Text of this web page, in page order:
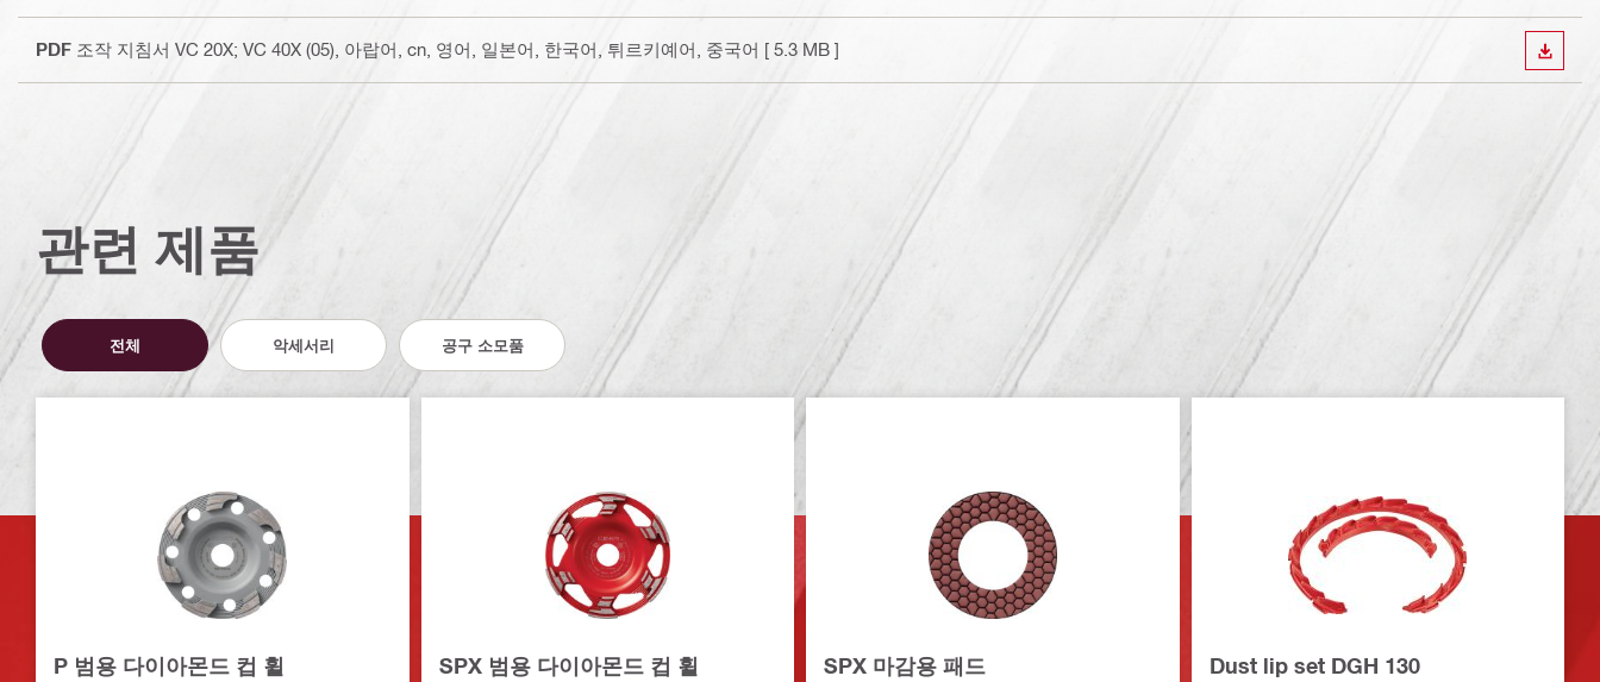
PDF 조작 지침서 VC 20X; VC 40X (05) , 아랍어, cn, 영어, 일본어, 한국어, 튀르키예어, 중국어 [ 5.3 MB ] 다운로
관련 제품
전체 악세서리 공구 소모품
P 범용 다이아몬드 컵 휠 SPX 범용 다이아몬드 컵 휠 SPX 마감용 패드 Dust lip set DGH 130